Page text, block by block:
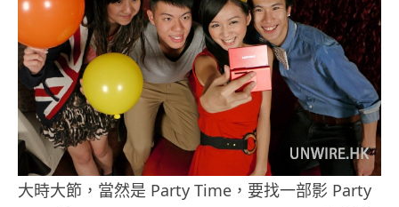
大時大節，當然是 Party Time，要找一部影 Party